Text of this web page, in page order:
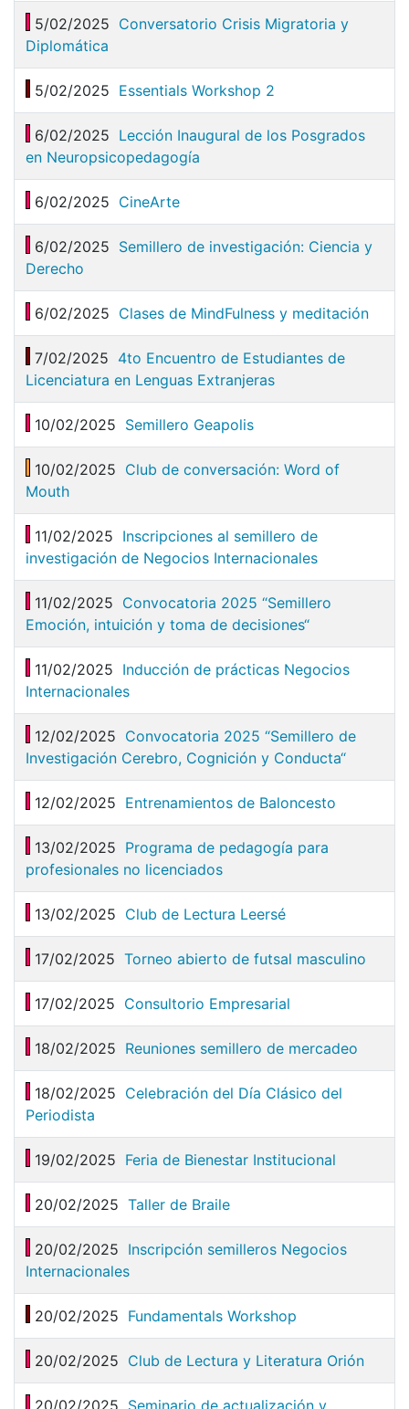
5/02/2025 Conversatorio Crisis Migratoria y
Diplomática
5/02/2025 Essentials Workshop 2
6/02/2025 Lección Inaugural de los Posgrados
en Neuropsicopedagogía
6/02/2025 CineArte
6/02/2025 Semillero de investigación: Ciencia y
Derecho
6/02/2025 Clases de MindFulness y meditación
7/02/2025 4to Encuentro de Estudiantes de
Licenciatura en Lenguas Extranjeras
10/02/2025 Semillero Geapolis
10/02/2025 Club de conversación: Word of
Mouth
11/02/2025 Inscripciones al semillero de
investigación de Negocios Internacionales
11/02/2025 Convocatoria 2025 “Semillero
Emoción, intuición y toma de decisiones“
11/02/2025 Inducción de prácticas Negocios
Internacionales
12/02/2025 Convocatoria 2025 “Semillero de
Investigación Cerebro, Cognición y Conducta“
12/02/2025 Entrenamientos de Baloncesto
13/02/2025 Programa de pedagogía para
profesionales no licenciados
13/02/2025 Club de Lectura Leersé
17/02/2025 Torneo abierto de futsal masculino
17/02/2025 Consultorio Empresarial
18/02/2025 Reuniones semillero de mercadeo
18/02/2025 Celebración del Día Clásico del
Periodista
19/02/2025 Feria de Bienestar Institucional
20/02/2025 Taller de Braile
20/02/2025 Inscripción semilleros Negocios
Internacionales
20/02/2025 Fundamentals Workshop
20/02/2025 Club de Lectura y Literatura Orión
20/02/2025 Seminario de actualización y